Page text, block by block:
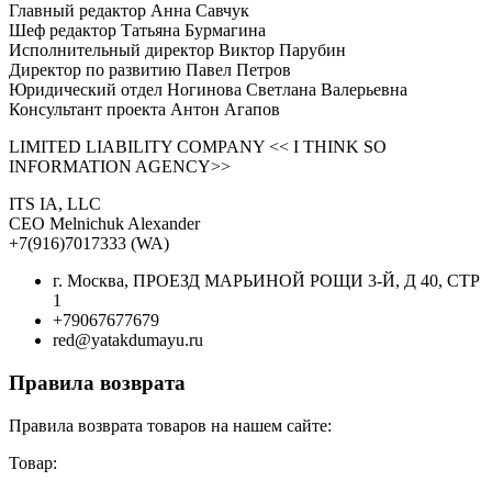
Главный редактор Анна Савчук
Шеф редактор Татьяна Бурмагина
Исполнительный директор Виктор Парубин
Директор по развитию Павел Петров
Юридический отдел Ногинова Светлана Валерьевна
Консультант проекта Антон Агапов
LIMITED LIABILITY COMPANY << I THINK SO
INFORMATION AGENCY>>
ITS IA, LLC
CEO Melnichuk Alexander
+7(916)7017333 (WA)
г. Москва, ПРОЕЗД МАРЬИНОЙ РОЩИ 3-Й, Д 40, СТР
1
+79067677679
red@yatakdumayu.ru
Правила возврата
Правила возврата товаров на нашем сайте:
Товар: